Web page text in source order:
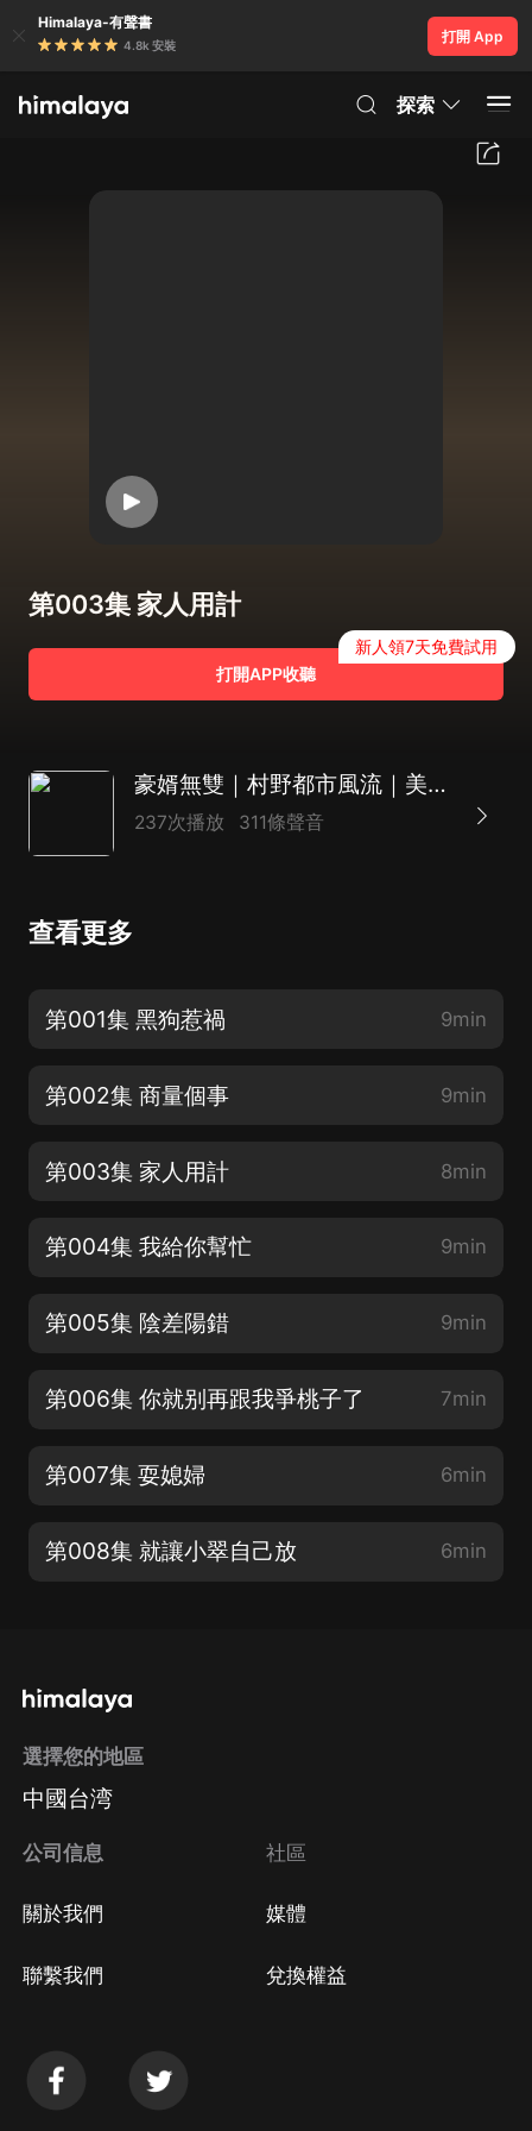
Himalaya-有聲書
4.8k 安裝
打開 App
探索
第003集 家人用計
打開APP收聽
新人領7天免費試用
豪婿無雙｜村野都市風流｜美女如雲
237次播放 311條聲音
查看更多
第001集 黑狗惹禍 9min
第002集 商量個事 9min
第003集 家人用計 8min
第004集 我給你幫忙 9min
第005集 陰差陽錯 9min
第006集 你就别再跟我爭桃子了 7min
第007集 耍媳婦 6min
第008集 就讓小翠自己放 6min
選擇您的地區
中國台湾
公司信息
關於我們
聯繫我們
社區
媒體
兌換權益